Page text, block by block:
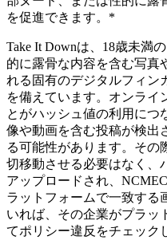
を促進できます。*
Take It Downは、18歳未満
的に露骨な内容を含む写真
れる固有のデジタルフィン
を備えています。オンライ
とがハッシュ値の利用につ
像や動画を含む投稿が検出
る可能性があります。その
切移動させる必要はなく、
アップロードされ、
ラットフォームで一致する
いれば、その企業がプラッ
てポリシー違反をチェック